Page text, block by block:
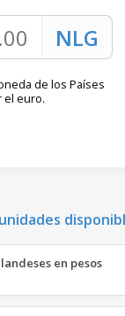
de los Países
el euro.
en pesos